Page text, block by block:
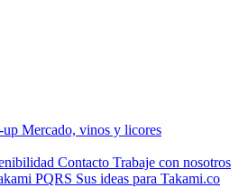
up Mercado, vinos y licores
Contacto Trabaje con nosotros
PQRS Sus ideas para Takami.co